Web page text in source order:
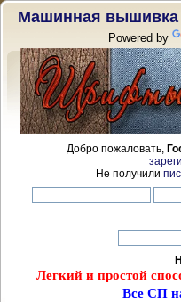
Машинная
Powered by
Добро пожаловать,
Не получили
Легкий и простой
Все СП